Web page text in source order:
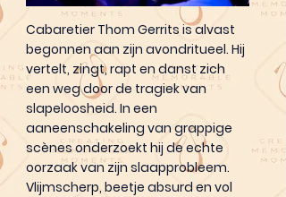
Cabaretier Thom Gerrits is alvast
begonnen aan zijn avondritueel. Hij
vertelt, zingt, rapt en danst zich
een weg door de tragiek van
slapeloosheid. In een
aaneenschakeling van grappige
scènes onderzoekt hij de echte
oorzaak van zijn slaapprobleem.
Vlijmscherp, beetje absurd en vol